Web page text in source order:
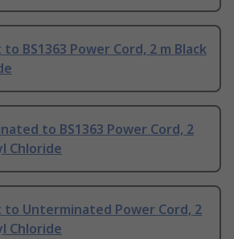
to BS1363 Power Cord, 2 m Black
to BS1363 Power Cord, 2
Chloride
to Unterminated Power Cord, 2
Chloride